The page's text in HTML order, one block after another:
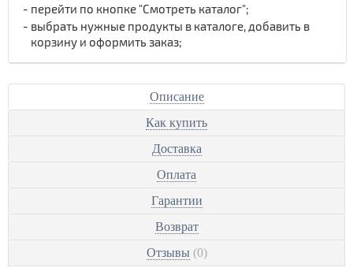
перейти по кнопке "Смотреть каталог";
выбрать нужные продукты в каталоге, добавить в
корзину и оформить заказ;
Описание
Как купить
Доставка
Оплата
Гарантии
Возврат
Отзывы (0)